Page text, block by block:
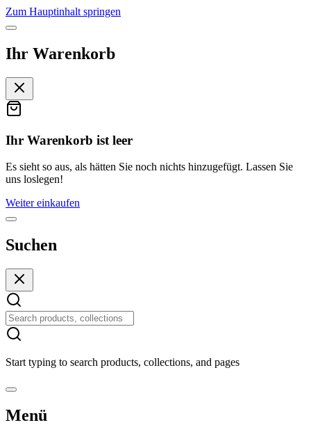
Zum Hauptinhalt springen
Ihr Warenkorb
Ihr Warenkorb ist leer
Es sieht so aus, als hätten Sie noch nichts hinzugefügt. Lassen Sie
uns loslegen!
Weiter einkaufen
Suchen
Start typing to search products, collections, and pages
Menü